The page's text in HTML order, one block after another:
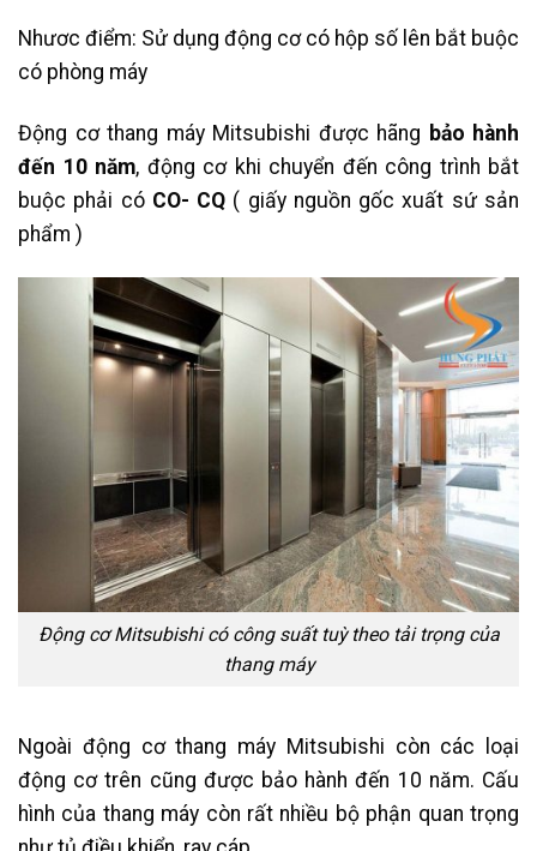
Nhươc điểm: Sử dụng động cơ có hộp số lên bắt buộc
có phòng máy
Động cơ thang máy Mitsubishi được hãng bảo hành
đến 10 năm, động cơ khi chuyển đến công trình bắt
buộc phải có CO- CQ ( giấy nguồn gốc xuất sứ sản
phẩm )
Động cơ Mitsubishi có công suất tuỳ theo tải trọng của
thang máy
Ngoài động cơ thang máy Mitsubishi còn các loại
động cơ trên cũng được bảo hành đến 10 năm. Cấu
hình của thang máy còn rất nhiều bộ phận quan trọng